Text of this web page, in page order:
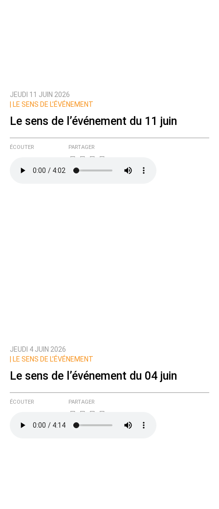
JEUDI 11 JUIN 2026
LE SENS DE L’ÉVÉNEMENT
Le sens de l’événement du 11 juin
ÉCOUTER PARTAGER
JEUDI 4 JUIN 2026
LE SENS DE L’ÉVÉNEMENT
Le sens de l’événement du 04 juin
ÉCOUTER PARTAGER